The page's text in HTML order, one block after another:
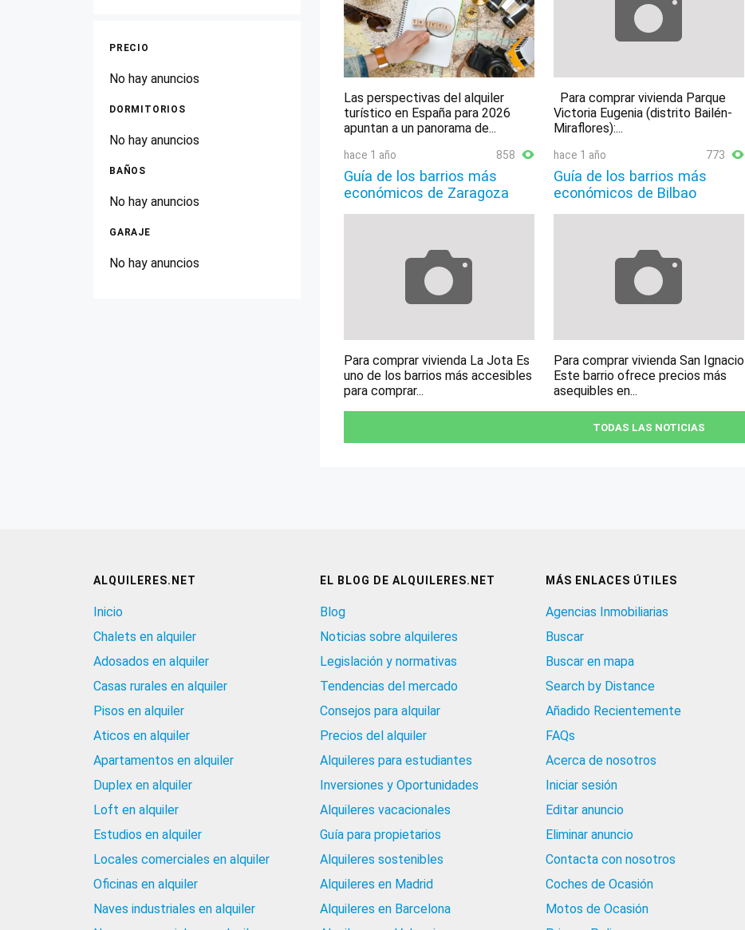
PRECIO
No hay anuncios
DORMITORIOS
No hay anuncios
BAÑOS
No hay anuncios
GARAJE
No hay anuncios
Las perspectivas del alquiler
turístico en España para 2026
apuntan a un panorama de...
Para comprar vivienda Parque
Victoria Eugenia (distrito Bailén-
Miraflores):...
hace 1 año 858
Guía de los barrios más
económicos de Zaragoza
Para comprar vivienda La Jota Es
uno de los barrios más accesibles
para comprar...
hace 1 año 773
Guía de los barrios más
económicos de Bilbao
Para comprar vivienda San Ignacio
Este barrio ofrece precios más
asequibles en...
TODAS LAS NOTICIAS
ALQUILERES.NET
Inicio
Chalets en alquiler
Adosados en alquiler
Casas rurales en alquiler
Pisos en alquiler
Aticos en alquiler
Apartamentos en alquiler
Duplex en alquiler
Loft en alquiler
Estudios en alquiler
Locales comerciales en alquiler
Oficinas en alquiler
Naves industriales en alquiler
EL BLOG DE ALQUILERES.NET
Blog
Noticias sobre alquileres
Legislación y normativas
Tendencias del mercado
Consejos para alquilar
Precios del alquiler
Alquileres para estudiantes
Inversiones y Oportunidades
Alquileres vacacionales
Guía para propietarios
Alquileres sostenibles
Alquileres en Madrid
Alquileres en Barcelona
MÁS ENLACES ÚTILES
Agencias Inmobiliarias
Buscar
Buscar en mapa
Search by Distance
Añadido Recientemente
FAQs
Acerca de nosotros
Iniciar sesión
Editar anuncio
Eliminar anuncio
Contacta con nosotros
Coches de Ocasión
Motos de Ocasión